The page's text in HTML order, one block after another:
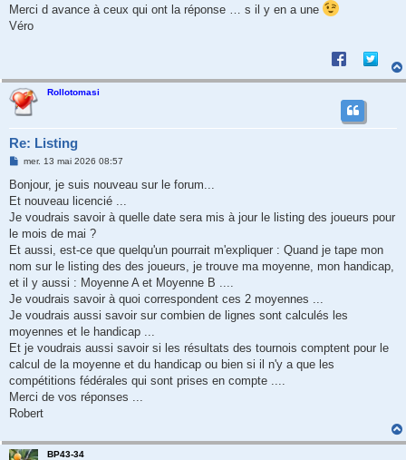
Merci d avance à ceux qui ont la réponse … s il y en a une
Véro
Rollotomasi
Re: Listing
M
s
a
g
mer. 13 mai 2026 08:57
Bonjour, je suis nouveau sur le forum...
Et nouveau licencié ...
Je voudrais savoir à quelle date sera mis à jour le listing des joueurs pour
le mois de mai ?
Et aussi, est-ce que quelqu'un pourrait m'expliquer : Quand je tape mon
nom sur le listing des des joueurs, je trouve ma moyenne, mon handicap,
et il y aussi : Moyenne A et Moyenne B ....
Je voudrais savoir à quoi correspondent ces 2 moyennes ...
Je voudrais aussi savoir sur combien de lignes sont calculés les
moyennes et le handicap ...
Et je voudrais aussi savoir si les résultats des tournois comptent pour le
calcul de la moyenne et du handicap ou bien si il n'y a que les
compétitions fédérales qui sont prises en compte ....
Merci de vos réponses ...
Robert
BP43-34